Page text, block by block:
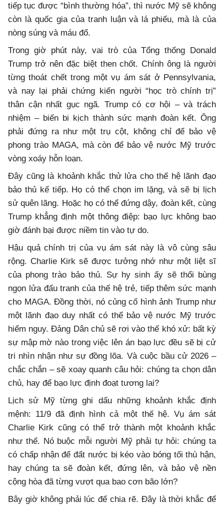
tiếp tục được “bình thường hóa”, thì nước Mỹ sẽ không
còn là quốc gia của tranh luận và lá phiếu, mà là của
nòng súng và máu đổ.
Trong giờ phút này, vai trò của Tổng thống Donald
Trump trở nên đặc biệt then chốt. Chính ông là người
từng thoát chết trong một vụ ám sát ở Pennsylvania,
và nay lại phải chứng kiến người “học trò chính trị”
thân cận nhất gục ngã. Trump có cơ hội – và trách
nhiệm – biến bi kịch thành sức mạnh đoàn kết. Ông
phải đứng ra như một trụ cột, không chỉ để bảo vệ
phong trào MAGA, mà còn để bảo vệ nước Mỹ trước
vòng xoáy hỗn loạn.
Đây cũng là khoảnh khắc thử lửa cho thế hệ lãnh đạo
bảo thủ kế tiếp. Họ có thể chọn im lặng, và sẽ bị lịch
sử quên lãng. Hoặc họ có thể đứng dậy, đoàn kết, cùng
Trump khẳng định một thông điệp: bạo lực không bao
giờ đánh bại được niềm tin vào tự do.
Hậu quả chính trị của vụ ám sát này là vô cùng sâu
rộng. Charlie Kirk sẽ được tưởng nhớ như một liệt sĩ
của phong trào bảo thủ. Sự hy sinh ấy sẽ thổi bùng
ngọn lửa đấu tranh của thế hệ trẻ, tiếp thêm sức mạnh
cho MAGA. Đồng thời, nó củng cố hình ảnh Trump như
một lãnh đạo duy nhất có thể bảo vệ nước Mỹ trước
hiểm nguy. Đảng Dân chủ sẽ rơi vào thế khó xử: bất kỳ
sự mập mờ nào trong việc lên án bạo lực đều sẽ bị cử
tri nhìn nhận như sự đồng lõa. Và cuộc bầu cử 2026 –
chắc chắn – sẽ xoay quanh câu hỏi: chúng ta chọn dân
chủ, hay để bạo lực định đoạt tương lai?
Lịch sử Mỹ từng ghi dấu những khoảnh khắc định
mệnh: 11/9 đã định hình cả một thế hệ. Vụ ám sát
Charlie Kirk cũng có thể trở thành một khoảnh khắc
như thế. Nó buộc mỗi người Mỹ phải tự hỏi: chúng ta
có chấp nhận để đất nước bị kéo vào bóng tối thù hận,
hay chúng ta sẽ đoàn kết, đứng lên, và bảo vệ nền
cộng hòa đã từng vượt qua bao cơn bão lớn?
Bây giờ không phải lúc để chia rẽ. Đây là thời khắc để